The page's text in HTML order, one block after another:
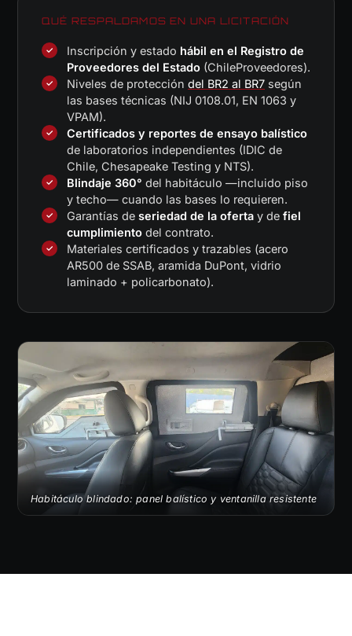
QUÉ RESPALDAMOS EN UNA LICITACIÓN
Inscripción y estado hábil en el Registro de
Proveedores del Estado (ChileProveedores).
Niveles de protección del BR2 al BR7 según
las bases técnicas (NIJ 0108.01, EN 1063 y
VPAM).
Certificados y reportes de ensayo balístico
de laboratorios independientes (IDIC de
Chile, Chesapeake Testing y NTS).
Blindaje 360° del habitáculo —incluido piso
y techo— cuando las bases lo requieren.
Garantías de seriedad de la oferta y de fiel
cumplimiento del contrato.
Materiales certificados y trazables (acero
AR500 de SSAB, aramida DuPont, vidrio
laminado + policarbonato).
Habitáculo blindado: panel balístico y ventanilla resistente